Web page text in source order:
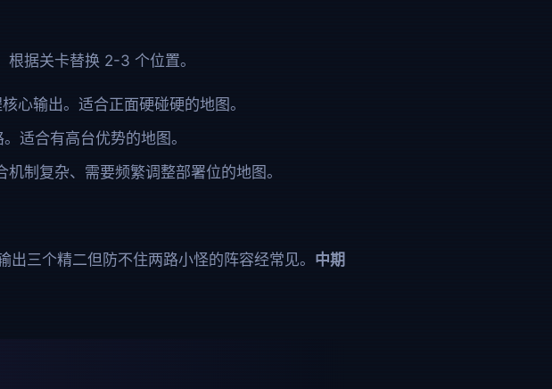
据关卡替换 2-3 个位置。
心输出。适合正面硬碰硬的地图。
适合有高台优势的地图。
制复杂、需要频繁调整部署位的地图。
三个精二但防不住两路小怪的阵容经常见。 中期